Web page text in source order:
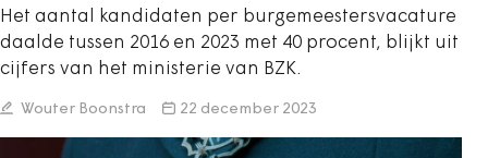
Het aantal kandidaten per burgemeestersvacature
daalde tussen 2016 en 2023 met 40 procent, blijkt uit
cijfers van het ministerie van BZK.
Wouter Boonstra 22 december 2023